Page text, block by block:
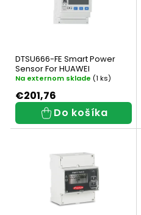
r
o
d
u
s
p
o
DTSU666-FE Smart Power
Sensor For HUAWEI
Na externom sklade (1 ks)
€201,76
Do košíka